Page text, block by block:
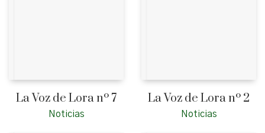
La Voz de Lora nº 7
Noticias
La Voz de Lora nº 2
Noticias